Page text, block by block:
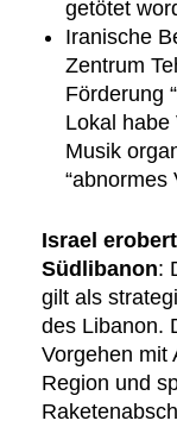
getötet
Iranische
Zentrum
Förderung
Lokal habe
Musik
“abnormes
Israel
Südlibanon:
gilt als
des Libanon.
Vorgehen mit
Region und